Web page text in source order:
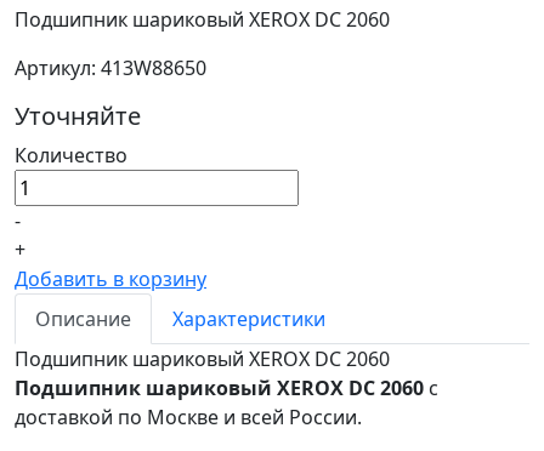
Подшипник шариковый XEROX DC 2060
Артикул: 413W88650
Уточняйте
Количество
-
+
Добавить в корзину
Описание
Характеристики
Подшипник шариковый XEROX DC 2060
Подшипник шариковый XEROX DC 2060 с
доставкой по Москве и всей России.